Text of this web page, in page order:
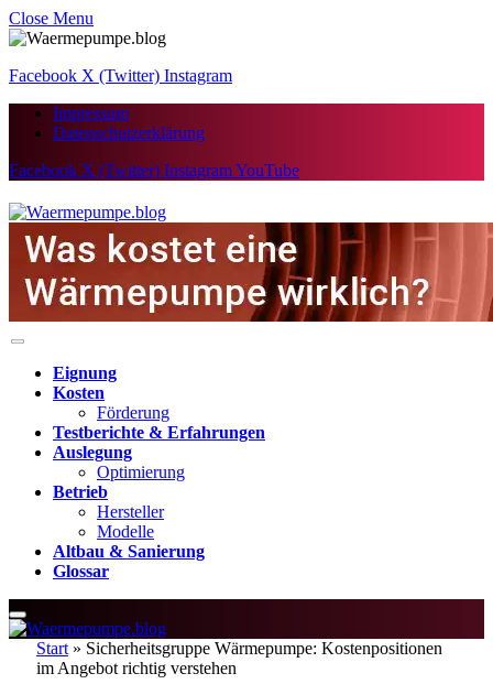
Close Menu
Facebook X (Twitter) Instagram
Impressum
Datenschutzerklärung
Facebook X (Twitter) InstagramYouTube
Eignung
Kosten
Förderung
Testberichte & Erfahrungen
Auslegung
Optimierung
Betrieb
Hersteller
Modelle
Altbau & Sanierung
Glossar
Start » Sicherheitsgruppe Wärmepumpe: Kostenpositionen
im Angebot richtig verstehen